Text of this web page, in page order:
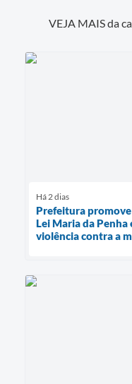
VEJA MAIS da
Há 2 dias
Prefeitura
Lei Maria da Penha
violência contra a